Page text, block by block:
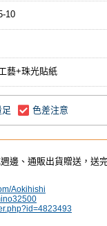
10
藝+珠光貼紙
足 色差注意
邊、通販出貨贈送，送
Aokihishi